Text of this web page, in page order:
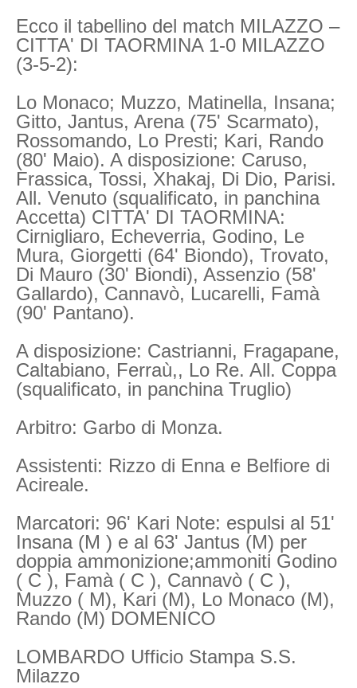
Ecco il tabellino del match MILAZZO –
CITTA' DI TAORMINA 1-0 MILAZZO
(3-5-2):
Lo Monaco; Muzzo, Matinella, Insana;
Gitto, Jantus, Arena (75' Scarmato),
Rossomando, Lo Presti; Kari, Rando
(80' Maio). A disposizione: Caruso,
Frassica, Tossi, Xhakaj, Di Dio, Parisi.
All. Venuto (squalificato, in panchina
Accetta) CITTA' DI TAORMINA:
Cirnigliaro, Echeverria, Godino, Le
Mura, Giorgetti (64' Biondo), Trovato,
Di Mauro (30' Biondi), Assenzio (58'
Gallardo), Cannavò, Lucarelli, Famà
(90' Pantano).
A disposizione: Castrianni, Fragapane,
Caltabiano, Ferraù,, Lo Re. All. Coppa
(squalificato, in panchina Truglio)
Arbitro: Garbo di Monza.
Assistenti: Rizzo di Enna e Belfiore di
Acireale.
Marcatori: 96' Kari Note: espulsi al 51'
Insana (M ) e al 63' Jantus (M) per
doppia ammonizione;ammoniti Godino
( C ), Famà ( C ), Cannavò ( C ),
Muzzo ( M), Kari (M), Lo Monaco (M),
Rando (M) DOMENICO
LOMBARDO Ufficio Stampa S.S.
Milazzo